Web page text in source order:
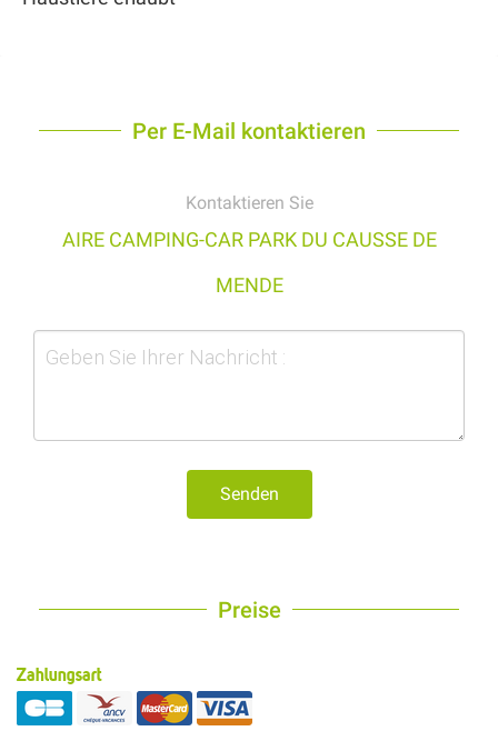
Per E-Mail kontaktieren
Kontaktieren Sie
AIRE CAMPING-CAR PARK DU CAUSSE DE
MENDE
Senden
Preise
Zahlungsart